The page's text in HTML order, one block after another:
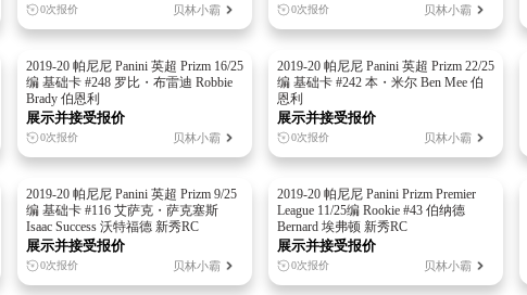
0次报价 贝林小霸 0次报价 贝林小霸
2019-20 帕尼尼 Panini 英超 Prizm 16/25
编 基础卡 #248 罗比・布雷迪 Robbie
Brady 伯恩利
展示并接受报价
0次报价 贝林小霸
2019-20 帕尼尼 Panini 英超 Prizm 22/25
编 基础卡 #242 本・米尔 Ben Mee 伯
恩利
展示并接受报价
0次报价 贝林小霸
2019-20 帕尼尼 Panini 英超 Prizm 9/25
编 基础卡 #116 艾萨克・萨克塞斯
Isaac Success 沃特福德 新秀RC
展示并接受报价
0次报价 贝林小霸
2019-20 帕尼尼 Panini Prizm Premier
League 11/25编 Rookie #43 伯纳德
Bernard 埃弗顿 新秀RC
展示并接受报价
0次报价 贝林小霸